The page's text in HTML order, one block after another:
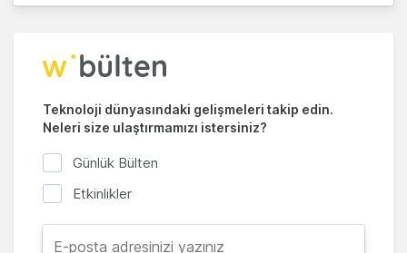
Teknoloji dünyasındaki gelişmeleri takip edin.
Neleri size ulaştırmamızı istersiniz?
Günlük Bülten
Etkinlikler